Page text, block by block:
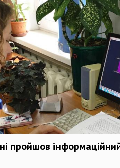
пройшов